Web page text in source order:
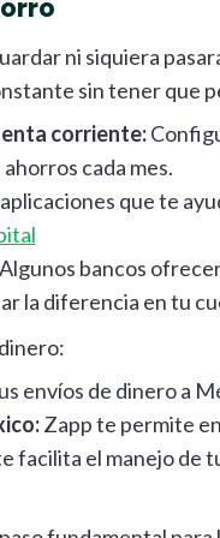
ni siquiera
sin tener que
corriente:
cada mes.
que te
bancos
la diferencia en tu
envíos de dinero a
Zapp te permite
facilita el manejo de